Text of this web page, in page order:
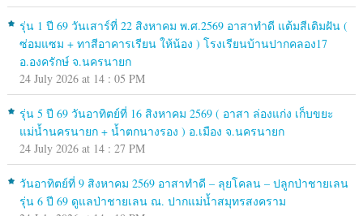
รุ่น 1 ปี 69 วันเสาร์ที่ 22 สิงหาคม พ.ศ.2569 อาสาทำดี แต้มสีเติมฝัน (
ซ่อมแซม + ทาสีอาคารเรียน ให้น้อง ) โรงเรียนบ้านปากคลอง17
อ.องครักษ์ จ.นครนายก
24 July 2026 at 14 : 05 PM
รุ่น 5 ปี 69 วันอาทิตย์ที่ 16 สิงหาคม 2569 ( อาสา ล่องแก่ง เก็บขยะ
แม่น้ำนครนายก + น้ำตกนางรอง ) อ.เมือง จ.นครนายก
24 July 2026 at 14 : 27 PM
วันอาทิตย์ที่ 9 สิงหาคม 2569 อาสาทำดี – ลุยโคลน – ปลูกป่าชายเลน
รุ่น 6 ปี 69 ดูแลป่าชายเลน ณ. ปากแม่น้ำสมุทรสงคราม